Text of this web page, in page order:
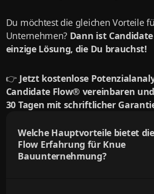
Du möchtest die gleichen Vorteile
Unternehmen? Dann ist
einzige Lösung, die Du brauchst!
👉 Jetzt kostenlose
Candidate Flow® vereinbaren
30 Tagen mit schriftlicher
Welche Hauptvorteile bietet
Flow Erfahrung für Knue
Bauunternehmung?